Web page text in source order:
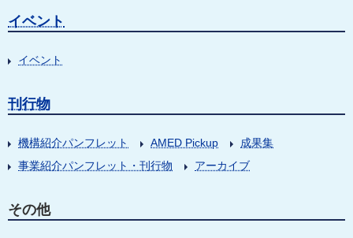
イベント
イベント
刊行物
機構紹介パンフレット AMED Pickup
成果集
事業紹介パンフレット・刊行物
アーカイブ
その他